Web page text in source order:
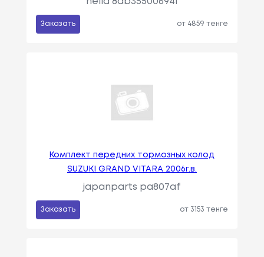
Заказать от 4859 тенге
Комплект передних тормозных колод
SUZUKI GRAND VITARA 2006г.в.
japanparts pa807af
Заказать от 3153 тенге